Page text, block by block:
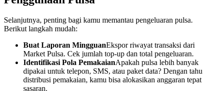
Selanjutnya, penting bagi kamu memantau pengeluaran pulsa.
Berikut langkah mudah:
Buat Laporan MingguanEkspor riwayat transaksi dari
Market Pulsa. Cek jumlah top‑up dan total pengeluaran.
Identifikasi Pola PemakaianApakah pulsa lebih banyak
dipakai untuk telepon, SMS, atau paket data? Dengan tahu
distribusi pemakaian, kamu bisa alokasikan anggaran tepat
sasaran.